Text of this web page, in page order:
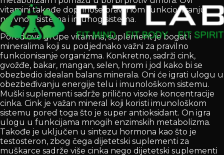
vitamini takođe doprinose pravilnom funkcionisanju
nervnog sistema i imunog sistema.
Pored ove grupe vitamina, suplement je bogat i
mineralima koji su podjednako važni za pravilno
funkcionisanje organizma. Konkretno, sadrži cink,
gvožđe, bakar, mangan, selen, hrom i jod kako bi se
obezbedio idealan balans minerala. Oni će igrati ulogu u
obezbeđivanju energije telu i imunološkom sistemu.
Muški suplementi sadrže prilično visoke koncentracije
cinka. Cink je važan mineral koji koristi imunološkom
sistemu pored toga što je super antioksidant. On igra
ulogu u funkcijama mnogih enzimskih metabolizma.
Takođe je uključen u sintezu hormona kao što je
testosteron, zbog čega dijetetski suplementi za
muškarce sadrže više cinka nego dijetetski suplementi